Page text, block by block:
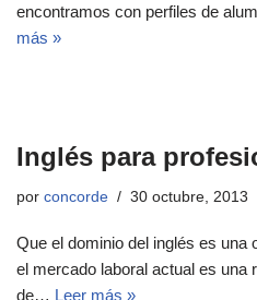
encontramos con perfiles de
más »
Inglés para
por concorde 30 octubre, 2013
Que el dominio del inglés es una
el mercado laboral actual es una
de… Leer más »